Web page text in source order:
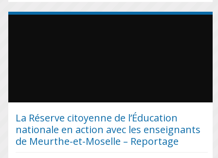
La Réserve citoyenne de l’Éducation
nationale en action avec les enseignants
de Meurthe-et-Moselle – Reportage